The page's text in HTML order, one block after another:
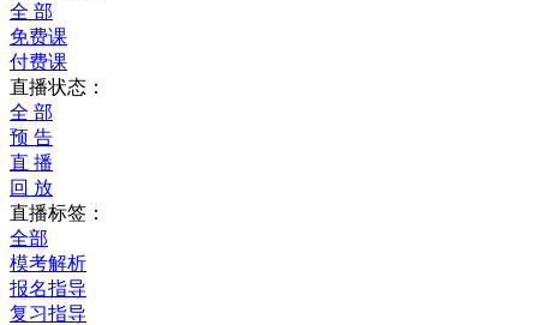
全 部
免费课
付费课
直播状态：
全 部
预 告
直 播
回 放
直播标签：
全部
模考解析
报名指导
复习指导